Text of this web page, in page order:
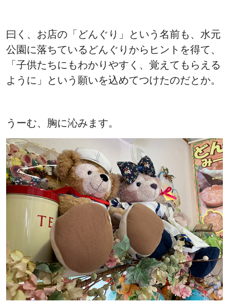
曰く、お店の「どんぐり」という名前も、水元
公園に落ちているどんぐりからヒントを得て、
「子供たちにもわかりやすく、覚えてもらえる
ように」という願いを込めてつけたのだとか。
うーむ、胸に沁みます。